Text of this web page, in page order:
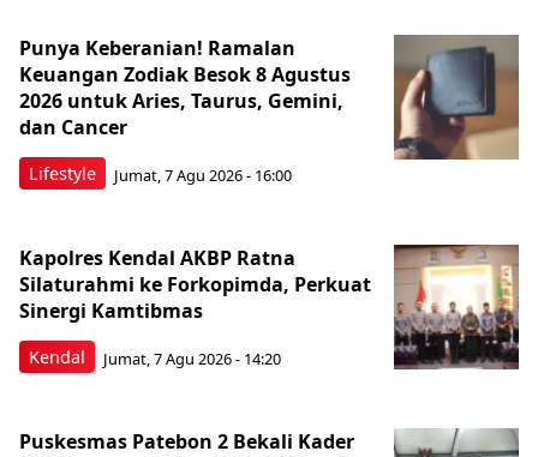
Lifestyle
Punya Keberanian! Ramalan
Keuangan Zodiak Besok 8 Agustus
2026 untuk Aries, Taurus, Gemini,
dan Cancer
Jumat, 7 Agu 2026 - 16:00
Kendal
Kapolres Kendal AKBP Ratna
Silaturahmi ke Forkopimda, Perkuat
Sinergi Kamtibmas
Jumat, 7 Agu 2026 - 14:20
Puskesmas Patebon 2 Bekali Kader